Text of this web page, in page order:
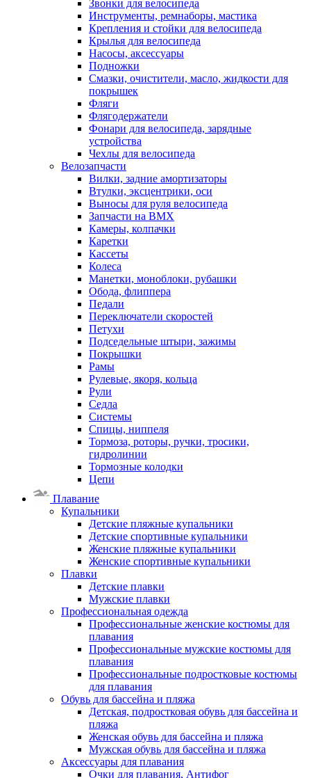
Звонки для велосипеда
Инструменты, ремнаборы, мастика
Крепления и стойки для велосипеда
Крылья для велосипеда
Насосы, аксессуары
Подножки
Смазки, очистители, масло, жидкости для
покрышек
Фляги
Флягодержатели
Фонари для велосипеда, зарядные
устройства
Чехлы для велосипеда
Велозапчасти
Вилки, задние амортизаторы
Втулки, эксцентрики, оси
Выносы для руля велосипеда
Запчасти на BMX
Камеры, колпачки
Каретки
Кассеты
Колеса
Манетки, моноблоки, рубашки
Обода, флиппера
Педали
Переключатели скоростей
Петухи
Подседельные штыри, зажимы
Покрышки
Рамы
Рулевые, якоря, кольца
Рули
Седла
Системы
Спицы, ниппеля
Тормоза, роторы, ручки, тросики,
гидролинии
Тормозные колодки
Цепи
Плавание
Купальники
Детские пляжные купальники
Детские спортивные купальники
Женские пляжные купальники
Женские спортивные купальники
Плавки
Детские плавки
Мужские плавки
Профессиональная одежда
Профессиональные женские костюмы для
плавания
Профессиональные мужские костюмы для
плавания
Профессиональные подростковые костюмы
для плавания
Обувь для бассейна и пляжа
Детская, подростковая обувь для бассейна и
пляжа
Женская обувь для бассейна и пляжа
Мужская обувь для бассейна и пляжа
Аксессуары для плавания
Очки для плавания, Антифог